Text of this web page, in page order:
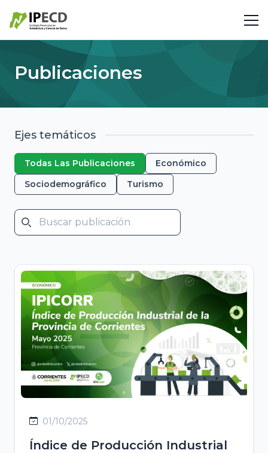
Publicaciones
Ejes temáticos
Todas Las Publicaciones
Económico
Sociodemográfico
Turismo
01/10/2025
Índice de Producción Industrial